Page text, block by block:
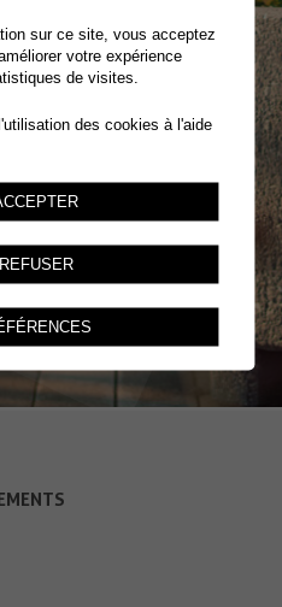
sur ce site, vous acceptez
votre expérience
de visites.
des cookies à l'aide